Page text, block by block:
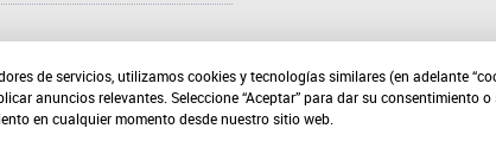
de servicios, utilizamos cookies y tecnologías similares (en adelante
anuncios relevantes. Seleccione “Aceptar” para dar su consentimiento
en cualquier momento desde nuestro sitio web.